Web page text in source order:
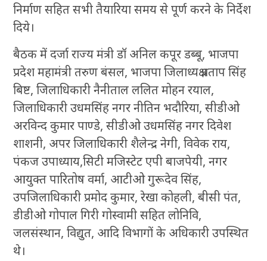
निर्माण सहित सभी तैयारिया समय से पूर्ण करने के निर्देश
दिये।
बैठक में दर्जा राज्य मंत्री डॉ अनिल कपूर डब्बू, भाजपा
प्रदेश महामंत्री तरुण बंसल, भाजपा जिलाध्यक्ष प्रताप सिंह
बिष्ट, जिलाधिकारी नैनीताल ललित मोहन रयाल,
जिलाधिकारी उधमसिंह नगर नीतिन भदौरिया, सीडीओ
अरविन्द कुमार पाण्डे, सीडीओ उधमसिंह नगर दिवेश
शाशनी, अपर जिलाधिकारी शैलेन्द्र नेगी, विवेक राय,
पंकज उपाध्याय,सिटी मजिस्टेट एपी बाजपेयी, नगर
आयुक्त पारितोष वर्मा, आटीओ गुरूदेव सिंह,
उपजिलाधिकारी प्रमोद कुमार, रेखा कोहली, बीसी पंत,
डीडीओ गोपाल गिरी गोस्वामी सहित लोनिवि,
जलसंस्थान, विद्युत, आदि विभागों के अधिकारी उपस्थित
थे।